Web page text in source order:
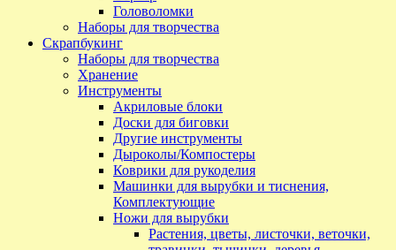
Головоломки
Наборы для творчества
Скрапбукинг
Наборы для творчества
Хранение
Инструменты
Акриловые блоки
Доски для биговки
Другие инструменты
Дыроколы/Компостеры
Коврики для рукоделия
Машинки для вырубки и тиснения,
Комплектующие
Ножи для вырубки
Растения, цветы, листочки, веточки,